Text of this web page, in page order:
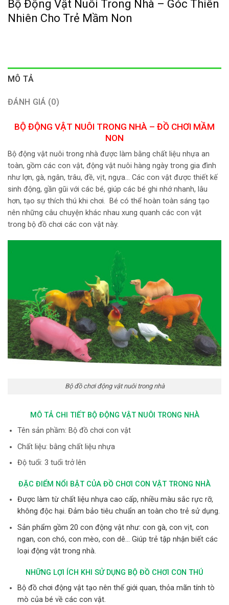
Bộ Động Vật Nuôi Trong Nhà – Góc Thiên
Nhiên Cho Trẻ Mầm Non
MÔ TẢ
ĐÁNH GIÁ (0)
BỘ ĐỘNG VẬT NUÔI TRONG NHÀ – ĐỒ CHƠI MẦM
NON
Bộ động vật nuôi trong nhà được làm bằng chất liệu nhựa an
toàn, gồm các con vật, động vật nuôi hàng ngày trong gia đình
như lợn, gà, ngân, trâu, đề, vịt, ngựa… Các con vật được thiết kế
sinh động, gần gũi với các bé, giúp các bé ghi nhớ nhanh, lâu
hơn, tạo sự thích thú khi chơi. Bé có thể hoàn toàn sáng tạo
nên những câu chuyện khác nhau xung quanh các con vật
trong bộ đồ chơi các con vật này.
Bộ đồ chơi động vật nuôi trong nhà
MÔ TẢ CHI TIẾT BỘ ĐỘNG VẬT NUÔI TRONG NHÀ
Tên sản phầm: Bộ đồ chơi con vật
Chất liệu: bằng chất liệu nhựa
Độ tuổi: 3 tuổi trở lên
ĐẶC ĐIỂM NỔI BẬT CỦA ĐỒ CHƠI CON VẬT TRONG NHÀ
Được làm từ chất liệu nhựa cao cấp, nhiều màu sắc rực rỡ,
không độc hại. Đảm bảo tiêu chuẩn an toàn cho trẻ sử dụng.
Sản phẩm gồm 20 con động vật như: con gà, con vịt, con
ngan, con chó, con mèo, con dê… Giúp trẻ tập nhận biết các
loại động vật trong nhà.
NHỮNG LỢI ÍCH KHI SỬ DỤNG BỘ ĐỒ CHƠI CON THÚ
Bộ đồ chơi động vật tạo nên thế giới quan, thỏa mãn tính tò
mò của bé về các con vật.